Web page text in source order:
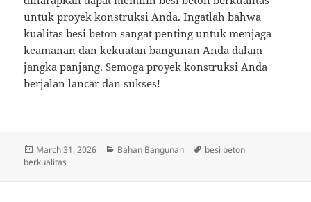
untuk proyek konstruksi Anda. Ingatlah bahwa
kualitas besi beton sangat penting untuk menjaga
keamanan dan kekuatan bangunan Anda dalam
jangka panjang. Semoga proyek konstruksi Anda
berjalan lancar dan sukses!
Posted
on
March 31, 2026 Categories
Bahan Bangunan Tags
besi beton
berkualitas